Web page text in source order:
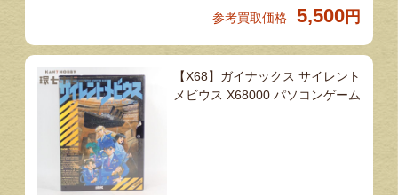
参考買取価格 5,500 円
【X68】ガイナックス サイレント
メビウス X68000 パソコンゲーム